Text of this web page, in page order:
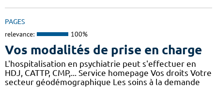
PAGES
relevance: 100%
Vos modalités de prise en charge
L'hospitalisation en psychiatrie peut s'effectuer en
HDJ, CATTP, CMP,... Service homepage Vos droits Votre
secteur géodémographique Les soins à la demande